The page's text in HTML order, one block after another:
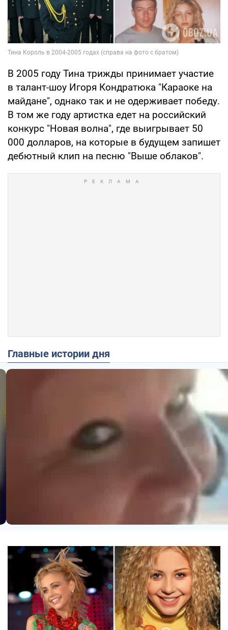
В 2005 году Тина трижды принимает участие
в талант-шоу Игоря Кондратюка "Караоке на
майдане", однако так и не одерживает победу.
В том же году артистка едет на российский
конкурс "Новая волна", где выигрывает 50
000 долларов, на которые в будущем запишет
дебютный клип на песню "Выше облаков".
Главные истории дня